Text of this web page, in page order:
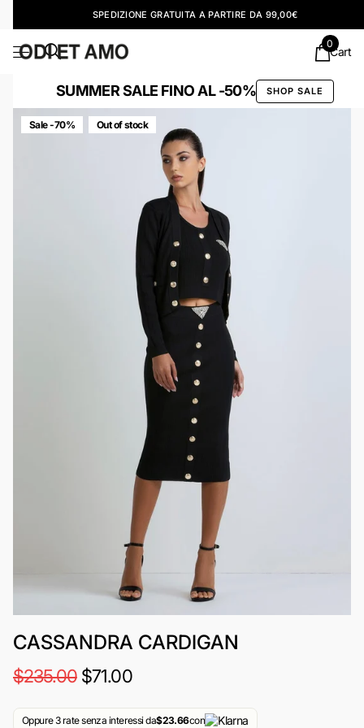
SPEDIZIONE GRATUITA A PARTIRE DA 99,00€
Cart
0
SUMMER SALE FINO AL -50% SHOP SALE
Sale -70% Out of stock
CASSANDRA CARDIGAN
$235.00$71.00
Oppure 3 rate senza interessi da$23.66con